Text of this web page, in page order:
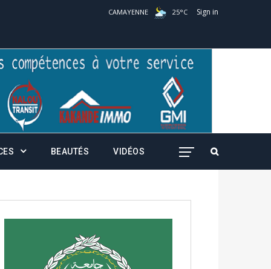
CAMAYENNE 25°C Sign in
BEAUTÉS VIDÉOS